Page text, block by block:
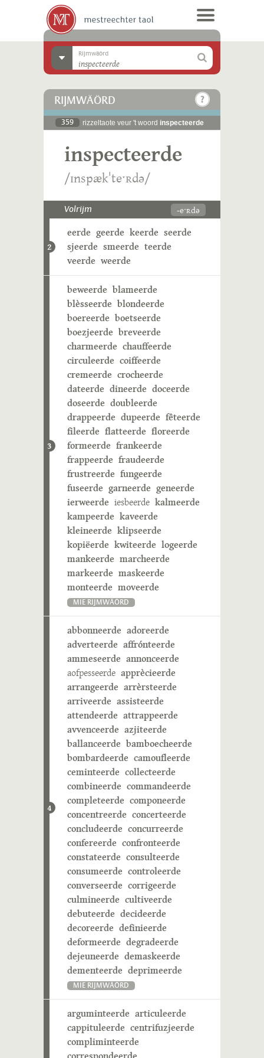
Rijmwäörd
RIJMWÄÖRD
359 rizzeltaote veur 't woord inspecteerde
inspecteerde
/ɪnspækˈteˑʀdə/
Volrijm -eˑʀdə
2
eerde geerde keerde seerde
sjeerde smeerde teerde
veerde weerde
3
beweerde blameerde
blèsseerde blondeerde
boereerde boetseerde
boezjeerde breveerde
charmeerde chauffeerde
circuleerde coiffeerde
cremeerde crocheerde
dateerde dineerde doceerde
doseerde doubleerde
drappeerde dupeerde fêteerde
fileerde flatteerde floreerde
formeerde frankeerde
frappeerde fraudeerde
frustreerde fungeerde
fuseerde garneerde geneerde
ierweerde iesbeerde kalmeerde
kampeerde kaveerde
kleineerde klipseerde
kopiëerde kwiteerde logeerde
mankeerde marcheerde
markeerde maskeerde
monteerde moveerde
MIE RIJMWÄÖRD
4
abbonneerde adoreerde
adverteerde affrónteerde
ammeseerde annonceerde
aofpesseerde apprècieerde
arrangeerde arrèrsteerde
arriveerde assisteerde
attendeerde attrappeerde
avvenceerde azjiteerde
ballanceerde bamboecheerde
bombardeerde camoufleerde
ceminteerde collecteerde
combineerde commandeerde
completeerde componeerde
concentreerde concerteerde
concludeerde concurreerde
confereerde confronteerde
constateerde consulteerde
consumeerde controleerde
converseerde corrigeerde
culmineerde cultiveerde
debuteerde decideerde
decoreerde definieerde
deformeerde degradeerde
dejeuneerde demaskeerde
dementeerde deprimeerde
MIE RIJMWÄÖRD
arguminteerde articuleerde
cappituleerde centrifuzjeerde
compliminteerde